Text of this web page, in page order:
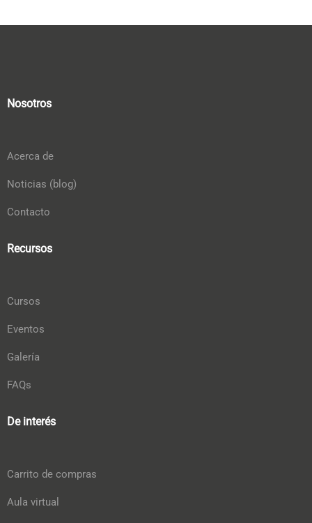
Nosotros
Acerca de
Noticias (blog)
Contacto
Recursos
Cursos
Eventos
Galería
FAQs
De interés
Carrito de compras
Aula virtual